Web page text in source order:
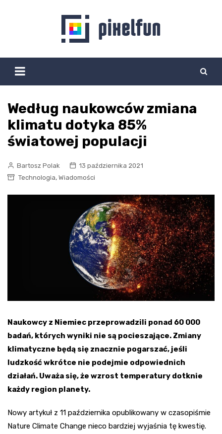
Według naukowców zmiana
klimatu dotyka 85%
światowej populacji
Bartosz Polak
13 października 2021
Technologia, Wiadomości
Naukowcy z Niemiec przeprowadzili ponad 60 000
badań, których wyniki nie są pocieszające. Zmiany
klimatyczne będą się znacznie pogarszać, jeśli
ludzkość wkrótce nie podejmie odpowiednich
działań. Uważa się, że wzrost temperatury dotknie
każdy region planety.
Nowy artykuł z 11 października opublikowany w czasopiśmie
Nature Climate Change nieco bardziej wyjaśnia tę kwestię.